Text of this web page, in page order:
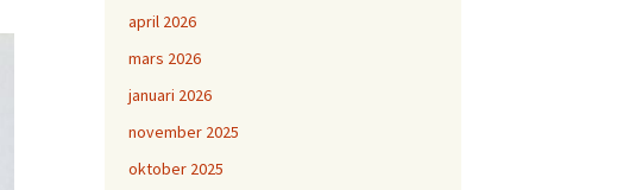
april 2026
mars 2026
januari 2026
november 2025
oktober 2025